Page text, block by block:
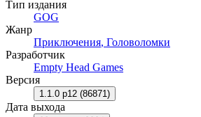
Тип издания
GOG
Жанр
Приключения, Головоломки
Разработчик
Empty Head Games
Версия
1.1.0 p12 (86871)
Дата выхода